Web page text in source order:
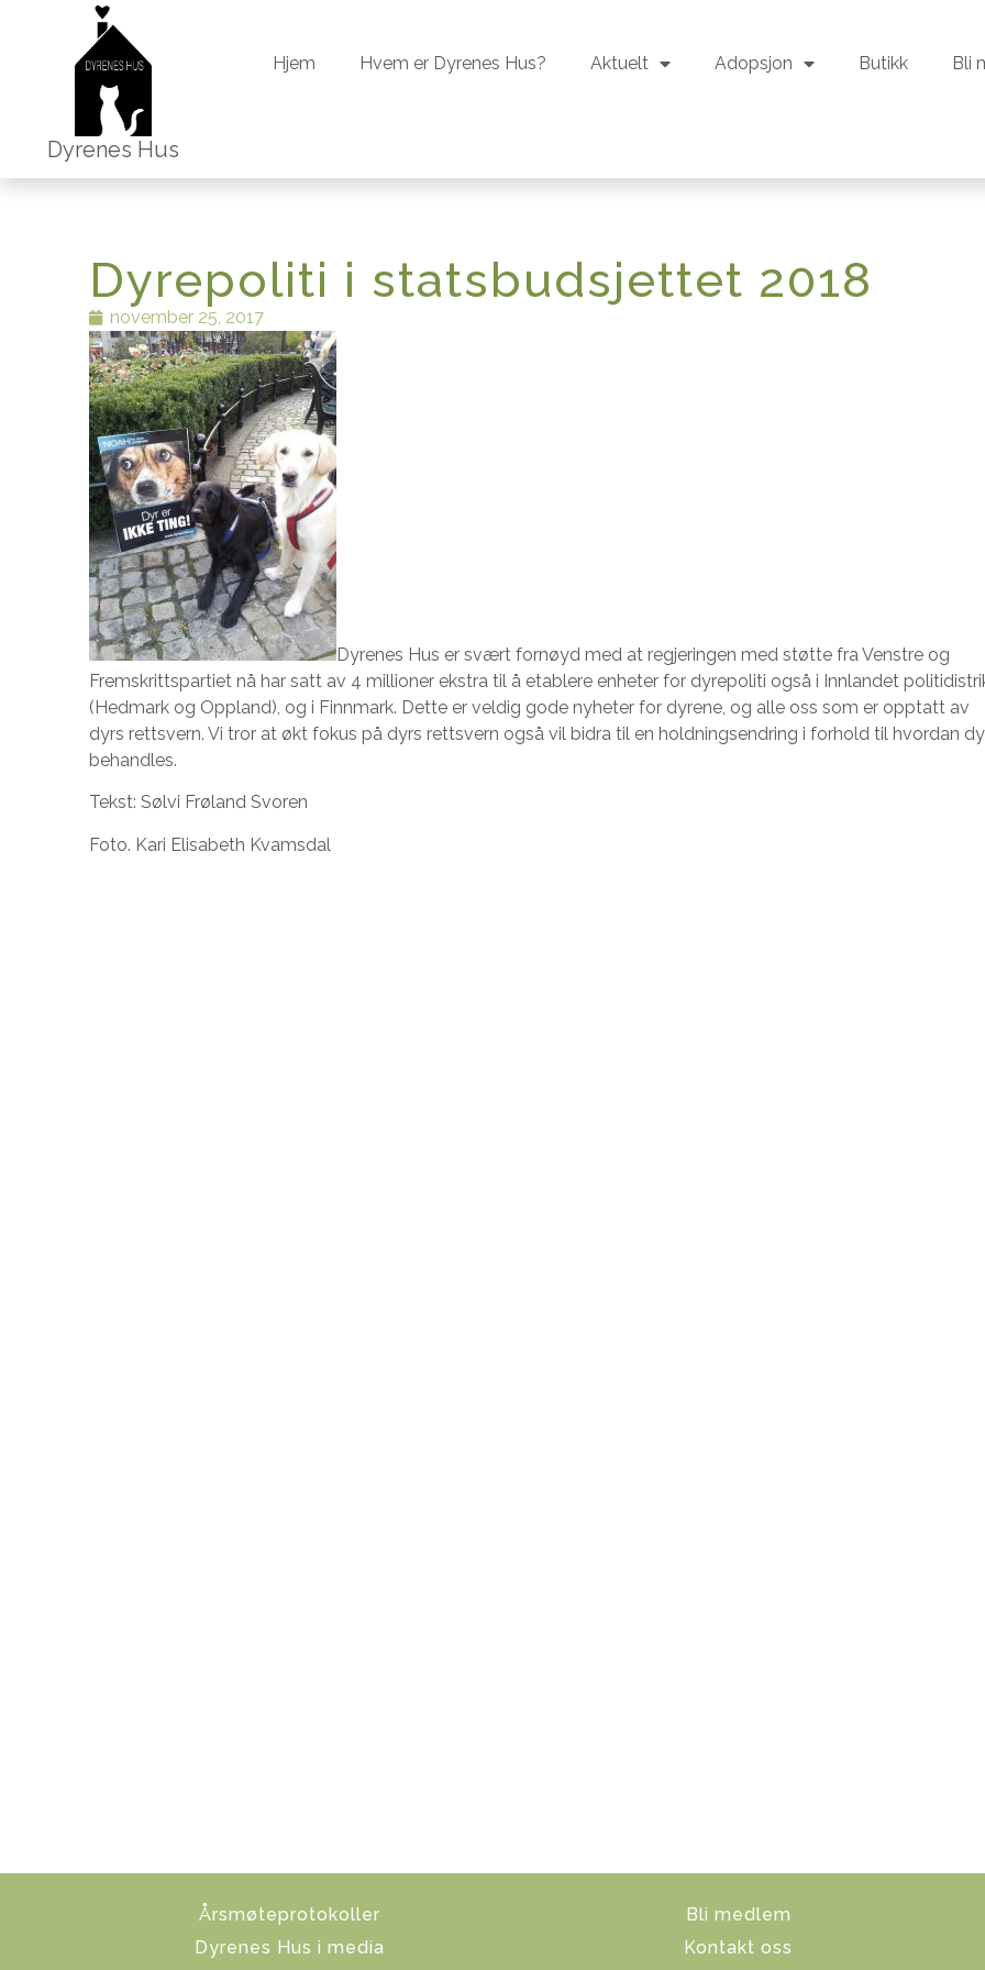
Dyrenes Hus
Hjem Hvem er Dyrenes Hus? Aktuelt Adopsjon Butikk Bli
Dyrepoliti i statsbudsjettet 2018
november 25, 2017
Dyrenes Hus er svært fornøyd med at regjeringen med støtte fra Venstre og
Fremskrittspartiet nå har satt av 4 millioner ekstra til å etablere enheter for dyrepoliti også i Innlandet
(Hedmark og Oppland), og i Finnmark. Dette er veldig gode nyheter for dyrene, og alle oss som er opptatt av
dyrs rettsvern. Vi tror at økt fokus på dyrs rettsvern også vil bidra til en holdningsendring i forhold til hvordan
behandles.
Tekst: Sølvi Frøland Svoren
Foto. Kari Elisabeth Kvamsdal
Årsmøteprotokoller
Dyrenes Hus i media
Bli medlem
Kontakt oss